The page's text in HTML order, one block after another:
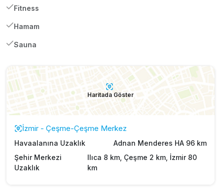
Fitness
Hamam
Sauna
Haritada Göster
İzmir - Çeşme-Çeşme Merkez
Havaalanına Uzaklık
Adnan Menderes HA 96 km
Şehir Merkezi
Uzaklık
Ilıca 8 km, Çeşme 2 km, İzmir 80
km